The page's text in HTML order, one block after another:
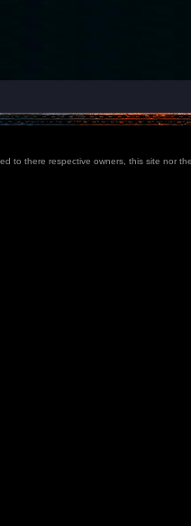
to there respective owners, this site nor